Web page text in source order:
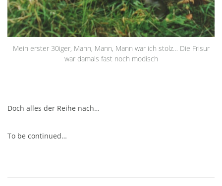
Mein erster 30iger, Mann, Mann, Mann war ich stolz… Die Frisur
war damals fast noch modisch
Doch alles der Reihe nach…
To be continued…